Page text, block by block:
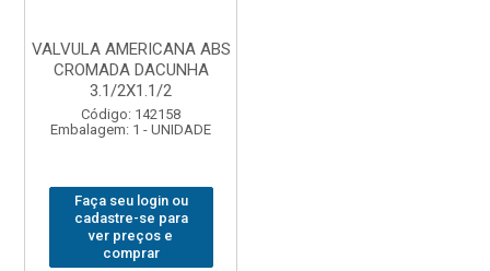
VALVULA AMERICANA ABS
CROMADA DACUNHA
3.1/2X1.1/2
Código: 142158
Embalagem: 1 - UNIDADE
Faça seu login ou
cadastre-se para
ver preços e
comprar